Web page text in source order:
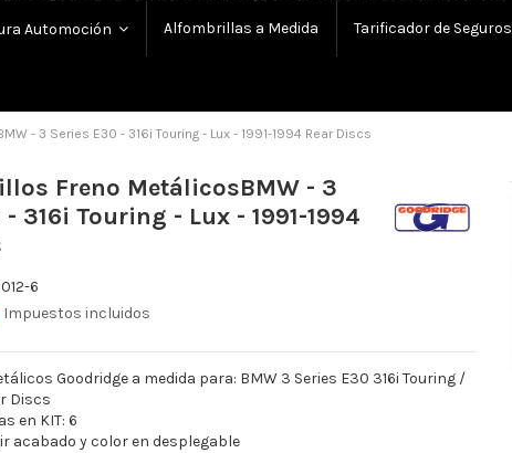
Automoción Alfombrillas a Medida Tarificador de Seguros
- 3 Series E30 - 316i Touring - Lux - 1991-1994 Rear Discs
Freno MetálicosBMW - 3
316i Touring - Lux - 1991-1994
6
Impuestos incluidos
Goodridge a medida para: BMW 3 Series E30 316i Touring /
Discs
en KIT: 6
acabado y color en desplegable